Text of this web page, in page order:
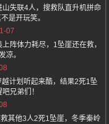
失联4人，搜救队直升机拼命
是开玩笑。
07
阵体力耗尽，1坠崖还在救，
凉。
计划听起来酷，结果2死1坠
兄弟们！
其他3人2死1坠崖，冬季秦岭